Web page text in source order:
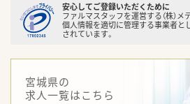
安心してご登録いただくために
ファルマスタッフを運営する（株）メ
個人情報を適切に管理する事業者と
されています。
宮城県の
求人一覧はこちら